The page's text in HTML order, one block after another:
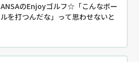
ANSAのEnjoyゴルフ☆「こんなボー
ルを打つんだな」って思わせないと